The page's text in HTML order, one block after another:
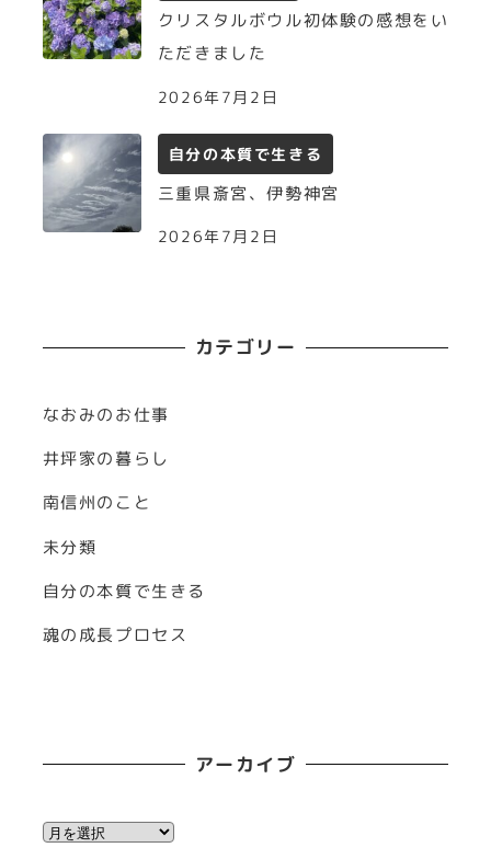
クリスタルボウル初体験の感想をい
ただきました
2026年7月2日
自分の本質で生きる
三重県斎宮、伊勢神宮
2026年7月2日
カテゴリー
なおみのお仕事
井坪家の暮らし
南信州のこと
未分類
自分の本質で生きる
魂の成長プロセス
アーカイブ
ア